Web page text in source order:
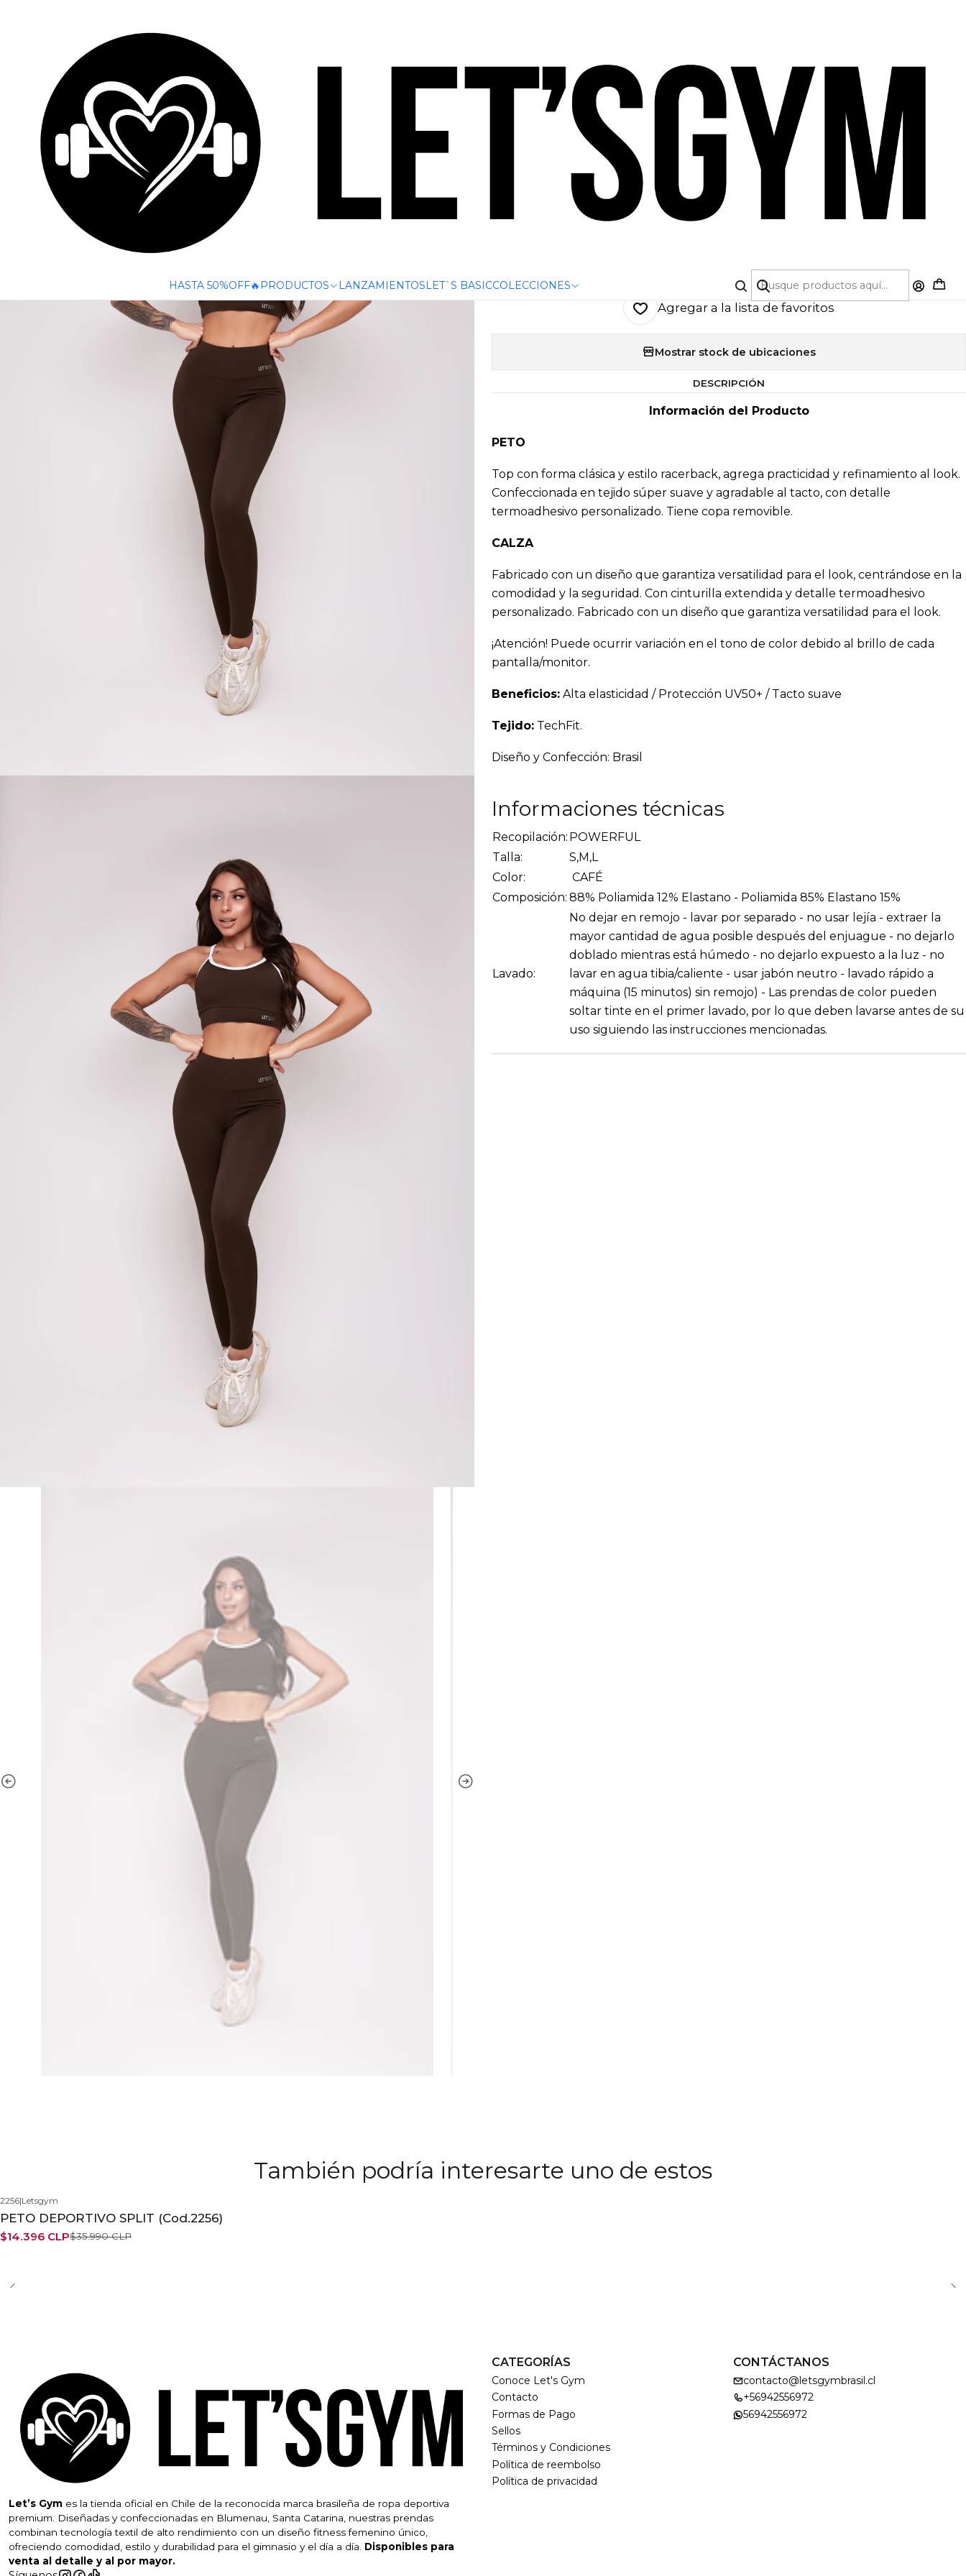
HASTA 50%OFF🔥 PRODUCTOS LANZAMIENTOSLET`S BASICCOLECCIONES
|
CONJUNTO DEPORTIVO
COMFORT BASIC
(Cod.2356+2357)
COLOR
Agregar a la lista de favoritos
Mostrar stock de ubicaciones
DESCRIPCIÓN
Información del Producto
PETO
Top con forma clásica y estilo racerback, agrega practicidad y refinamiento al look.
Confeccionada en tejido súper suave y agradable al tacto, con detalle
termoadhesivo personalizado. Tiene copa removible.
CALZA
Fabricado con un diseño que garantiza versatilidad para el look, centrándose en la
comodidad y la seguridad. Con cinturilla extendida y detalle termoadhesivo
personalizado. Fabricado con un diseño que garantiza versatilidad para el look.
¡Atención! Puede ocurrir variación en el tono de color debido al brillo de cada
pantalla/monitor.
Beneficios: Alta elasticidad / Protección UV50+ / Tacto suave
Tejido: TechFit.
Diseño y Confección: Brasil
Informaciones técnicas
Recopilación: POWERFUL
Talla:
S,M,L
Color:
CAFÉ
Composición: 88% Poliamida 12% Elastano - Poliamida 85% Elastano 15%
Lavado:
No dejar en remojo - lavar por separado - no usar lejía - extraer la
mayor cantidad de agua posible después del enjuague - no dejarlo
doblado mientras está húmedo - no dejarlo expuesto a la luz - no
lavar en agua tibia/caliente - usar jabón neutro - lavado rápido a
máquina (15 minutos) sin remojo) - Las prendas de color pueden
soltar tinte en el primer lavado, por lo que deben lavarse antes de su
uso siguiendo las instrucciones mencionadas.
También podría interesarte uno de estos
-60%
2256|Letsgym
PETO DEPORTIVO SPLIT (Cod.2256)
$14.396 CLP$35.990 CLP
Let’s Gym es la tienda oficial en Chile de la reconocida marca brasileña de ropa deportiva
premium. Diseñadas y confeccionadas en Blumenau, Santa Catarina, nuestras prendas
combinan tecnología textil de alto rendimiento con un diseño fitness femenino único,
ofreciendo comodidad, estilo y durabilidad para el gimnasio y el día a día. Disponibles para
venta al detalle y al por mayor.
CATEGORÍAS
Conoce Let's Gym
Contacto
Formas de Pago
Sellos
Términos y Condiciones
Política de reembolso
Política de privacidad
CONTÁCTANOS
contacto@letsgymbrasil.cl
+56942556972
56942556972